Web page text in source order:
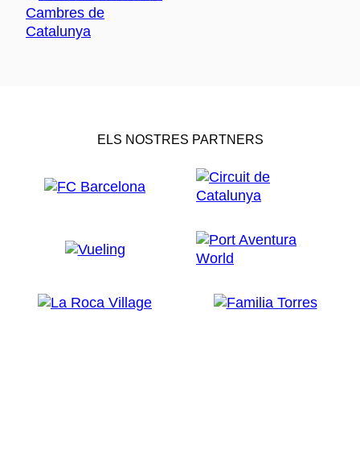
ELS NOSTRES PARTNERS